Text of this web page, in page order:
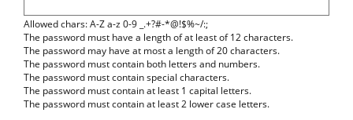
Allowed chars: A-Z a-z 0-9 _.+?#-*@!$%~/:;
The password must have a length of at least of 12 characters.
The password may have at most a length of 20 characters.
The password must contain both letters and numbers.
The password must contain special characters.
The password must contain at least 1 capital letters.
The password must contain at least 2 lower case letters.